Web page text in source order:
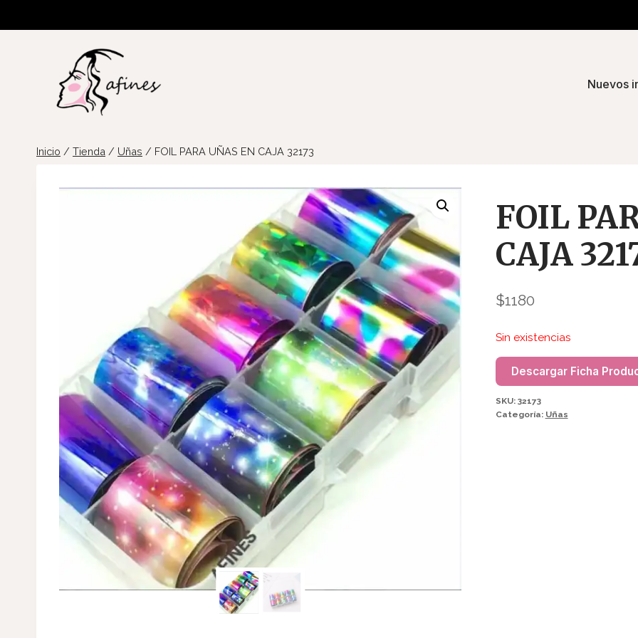
Nuevos
Inicio / Tienda / Uñas / FOIL PARA UÑAS EN CAJA 32173
FOIL
CAJA
$1180
Sin existencias
Descargar Ficha
SKU: 32173
Categoría: Uñas